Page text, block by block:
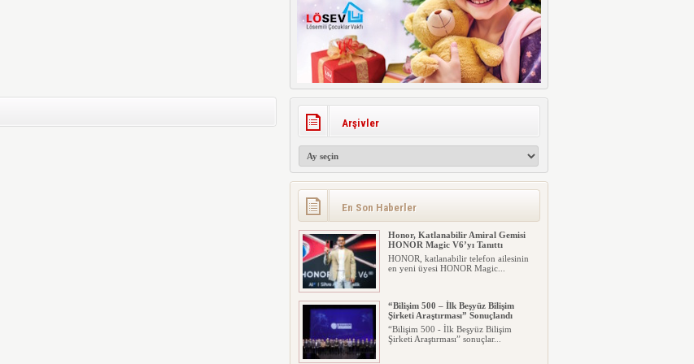
Arşivler
En Son Haberler
Honor, Katlanabilir Amiral Gemisi
HONOR Magic V6’yı Tanıttı
HONOR, katlanabilir telefon ailesinin
en yeni üyesi HONOR Magic...
“Bilişim 500 – İlk Beşyüz Bilişim
Şirketi Araştırması” Sonuçlandı
“Bilişim 500 - İlk Beşyüz Bilişim
Şirketi Araştırması” sonuçlar...